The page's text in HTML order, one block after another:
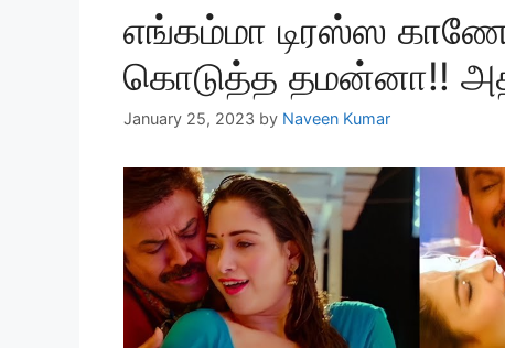
எங்கம்மா டிரஸ்ஸ
கொடுத்த தமன்னா!!
January 25, 2023 by Naveen Kumar